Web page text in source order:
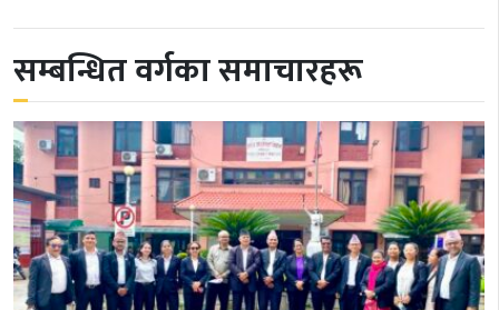
सम्बन्धित वर्गका समाचारहरू